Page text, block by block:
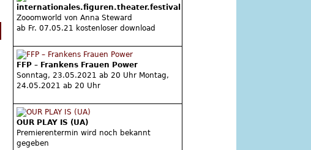
internationales.figuren.theater.festival
Zooomworld von Anna Steward
ab Fr. 07.05.21 kostenloser download
FFP – Frankens Frauen Power
Sonntag, 23.05.2021 ab 20 Uhr Montag,
24.05.2021 ab 20 Uhr
OUR PLAY IS (UA)
Premierentermin wird noch bekannt
gegeben